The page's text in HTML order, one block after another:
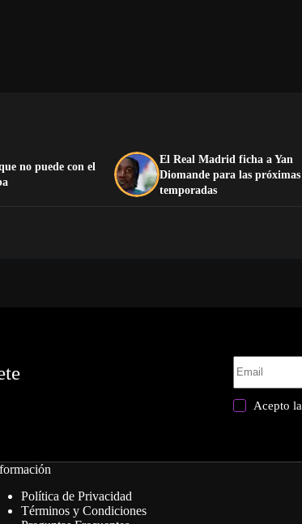
no puede con el
El Real Madrid ficha a Yan
Diomande para las próximas
temporadas
Acepto
Política de Privacidad
Términos y Condiciones